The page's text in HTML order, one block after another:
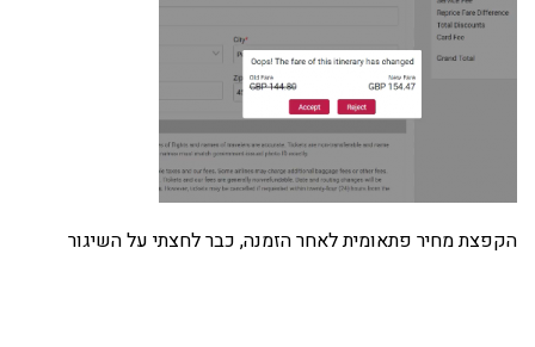
הקפצת מחיר פתאומית לאחר הזמנה, כבר לחצתי על השיגור